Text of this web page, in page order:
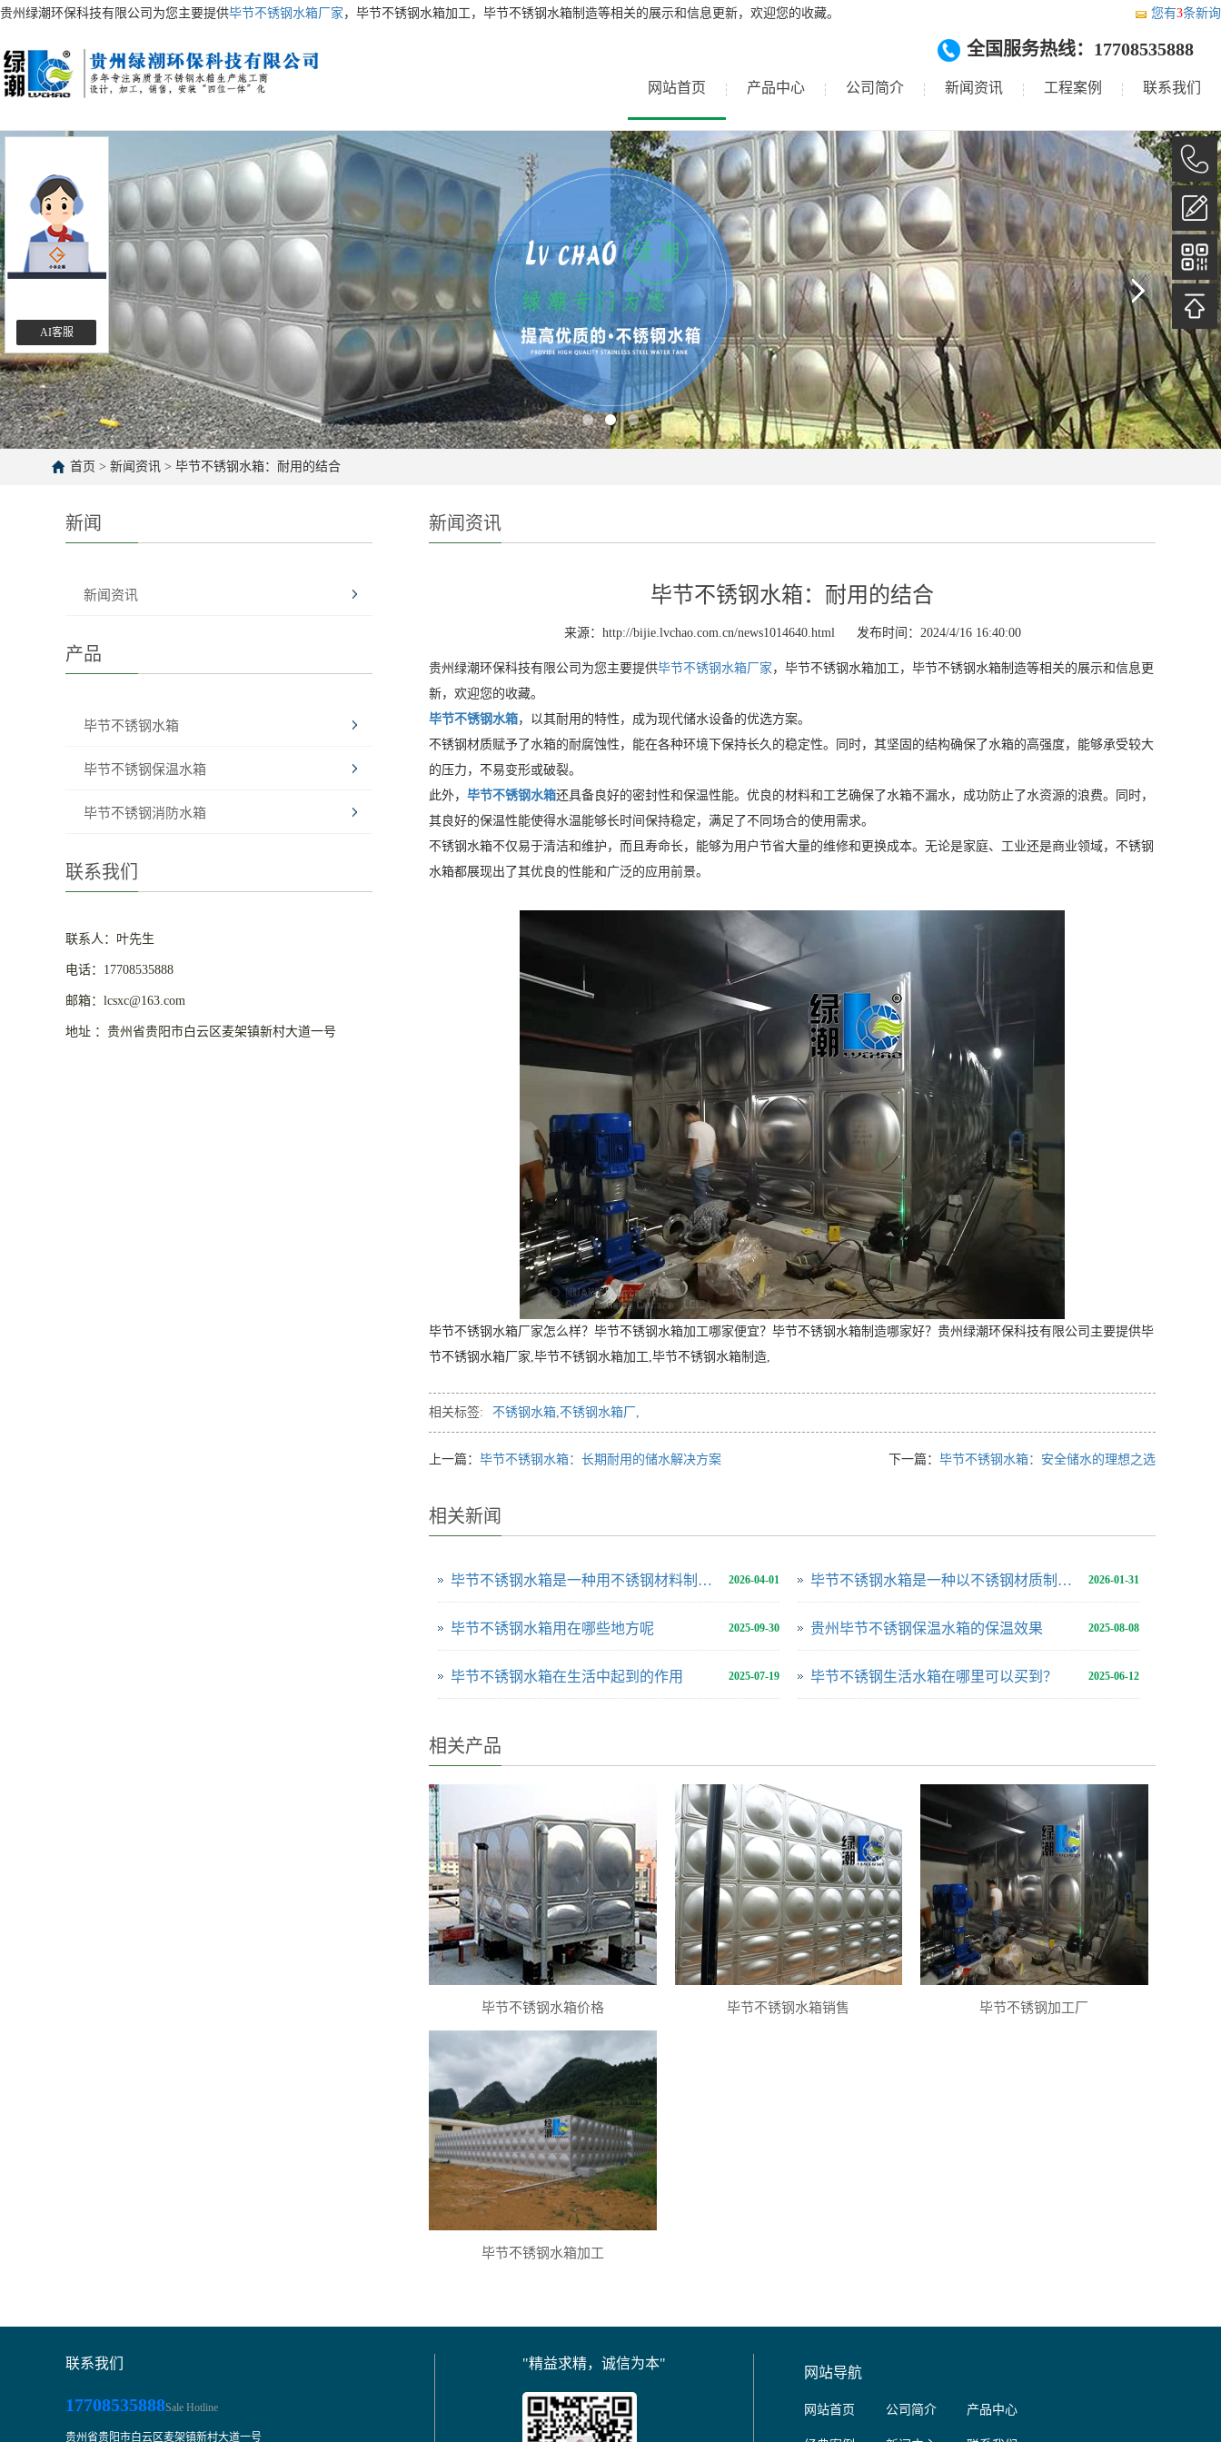
贵州绿潮环保科技有限公司为您主要提供毕节不锈钢水箱厂家 ，毕节不锈钢水箱加工，毕节不锈钢水箱制造等相关的展示和信息更新，欢迎您的收藏。 您有3条新
网站首页 产品中心 公司简介 新闻资讯 工程案例 联系我们
全国服务热线：17708535888
首页 > 新闻资讯 > 毕节不锈钢水箱：耐用的结合
新闻
新闻资讯
产品
毕节不锈钢水箱
毕节不锈钢保温水箱
毕节不锈钢消防水箱
联系我们
联系人：叶先生
电话：17708535888
邮箱：lcsxc@163.com
地址 ：贵州省贵阳市白云区麦架镇新村大道一号
新闻资讯
毕节不锈钢水箱：耐用的结合
来源：http://bijie.lvchao.com.cn/news1014640.html 发布时间：2024/4/16 16:40:00
贵州绿潮环保科技有限公司为您主要提供毕节不锈钢水箱厂家 ，毕节不锈钢水箱加工，毕节不锈钢水箱制造等相关的展示和信息更
新，欢迎您的收藏。
毕节不锈钢水箱，以其耐用的特性，成为现代储水设备的优选方案。
不锈钢材质赋予了水箱的耐腐蚀性，能在各种环境下保持长久的稳定性。同时，其坚固的结构确保了水箱的高强度，能够承受较大
的压力，不易变形或破裂。
此外， 毕节不锈钢水箱还具备良好的密封性和保温性能。优良的材料和工艺确保了水箱不漏水，成功防止了水资源的浪费。同时，
其良好的保温性能使得水温能够长时间保持稳定，满足了不同场合的使用需求。
不锈钢水箱不仅易于清洁和维护，而且寿命长，能够为用户节省大量的维修和更换成本。无论是家庭、工业还是商业领域，不锈钢
水箱都展现出了其优良的性能和广泛的应用前景。
毕节不锈钢水箱厂家怎么样？毕节不锈钢水箱加工哪家便宜？毕节不锈钢水箱制造哪家好？贵州绿潮环保科技有限公司主要提供毕
节不锈钢水箱厂家,毕节不锈钢水箱加工,毕节不锈钢水箱制造,
相关标签: 不锈钢水箱,不锈钢水箱厂 ,
上一篇： 毕节不锈钢水箱：长期耐用的储水解决方案 下一篇： 毕节不锈钢水箱：安全储水的理想之选
相关新闻
2026-04-01
毕节不锈钢水箱是一种用不锈钢材料制成的用于储存和供应水源的设备 2026-01-31
毕节不锈钢水箱是一种以不锈钢材质制作而成的储水设备
2025-09-30
毕节不锈钢水箱用在哪些地方呢 2025-08-08
贵州毕节不锈钢保温水箱的保温效果
2025-07-19
毕节不锈钢水箱在生活中起到的作用 2025-06-12
毕节不锈钢生活水箱在哪里可以买到？
相关产品
毕节不锈钢水箱价格 毕节不锈钢水箱销售 毕节不锈钢加工厂
毕节不锈钢水箱加工
联系我们
17708535888Sale Hotline
贵州省贵阳市白云区麦架镇新村大道一号
"精益求精，诚信为本"
网站导航
网站首页 公司简介 产品中心
AI客服